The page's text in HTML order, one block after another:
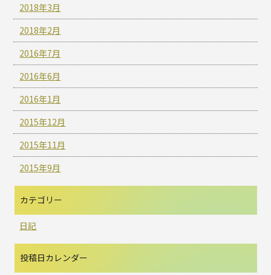
2018年3月
2018年2月
2016年7月
2016年6月
2016年1月
2015年12月
2015年11月
2015年9月
カテゴリー
日記
投稿日カレンダー